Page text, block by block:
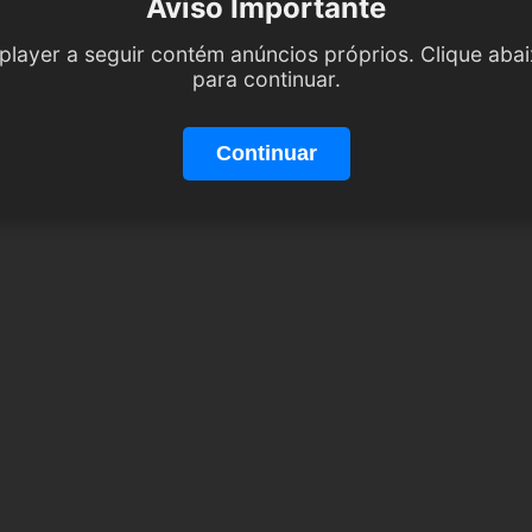
Aviso Importante
a seguir contém anúncios próprios. Clique
para continuar.
Continuar